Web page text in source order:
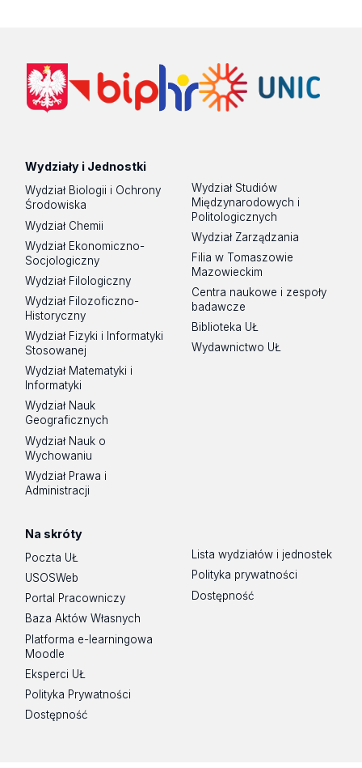
Wydziały i Jednostki
Wydział Biologii i Ochrony
Środowiska
Wydział Chemii
Wydział Ekonomiczno-
Socjologiczny
Wydział Filologiczny
Wydział Filozoficzno-
Historyczny
Wydział Fizyki i Informatyki
Stosowanej
Wydział Matematyki i
Informatyki
Wydział Nauk
Geograficznych
Wydział Nauk o
Wychowaniu
Wydział Prawa i
Administracji
Wydział Studiów
Międzynarodowych i
Politologicznych
Wydział Zarządzania
Filia w Tomaszowie
Mazowieckim
Centra naukowe i zespoły
badawcze
Biblioteka UŁ
Wydawnictwo UŁ
Na skróty
Poczta UŁ
USOSWeb
Portal Pracowniczy
Baza Aktów Własnych
Platforma e-learningowa
Moodle
Eksperci UŁ
Polityka Prywatności
Dostępność
Lista wydziałów i jednostek
Polityka prywatności
Dostępność